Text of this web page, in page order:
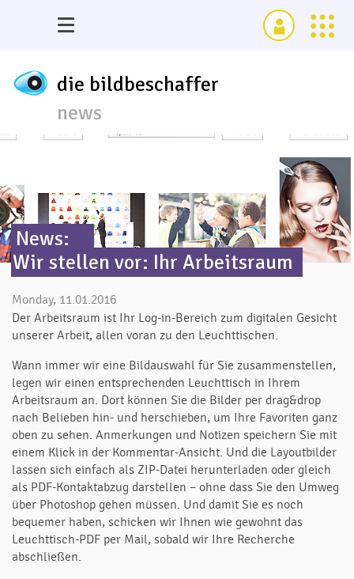
die bildbeschaffer
news
News:
Wir stellen vor: Ihr Arbeitsraum
Monday, 11.01.2016
Der Arbeitsraum ist Ihr Log-in-Bereich zum digitalen Gesicht
unserer Arbeit, allen voran zu den Leuchttischen.
Wann immer wir eine Bildauswahl für Sie zusammenstellen,
legen wir einen entsprechenden Leuchttisch in Ihrem
Arbeitsraum an. Dort können Sie die Bilder per drag&drop
nach Belieben hin- und herschieben, um Ihre Favoriten ganz
oben zu sehen. Anmerkungen und Notizen speichern Sie mit
einem Klick in der Kommentar-Ansicht. Und die Layoutbilder
lassen sich einfach als ZIP-Datei herunterladen oder gleich
als PDF-Kontaktabzug darstellen – ohne dass Sie den Umweg
über Photoshop gehen müssen. Und damit Sie es noch
bequemer haben, schicken wir Ihnen wie gewohnt das
Leuchttisch-PDF per Mail, sobald wir Ihre Recherche
abschließen.